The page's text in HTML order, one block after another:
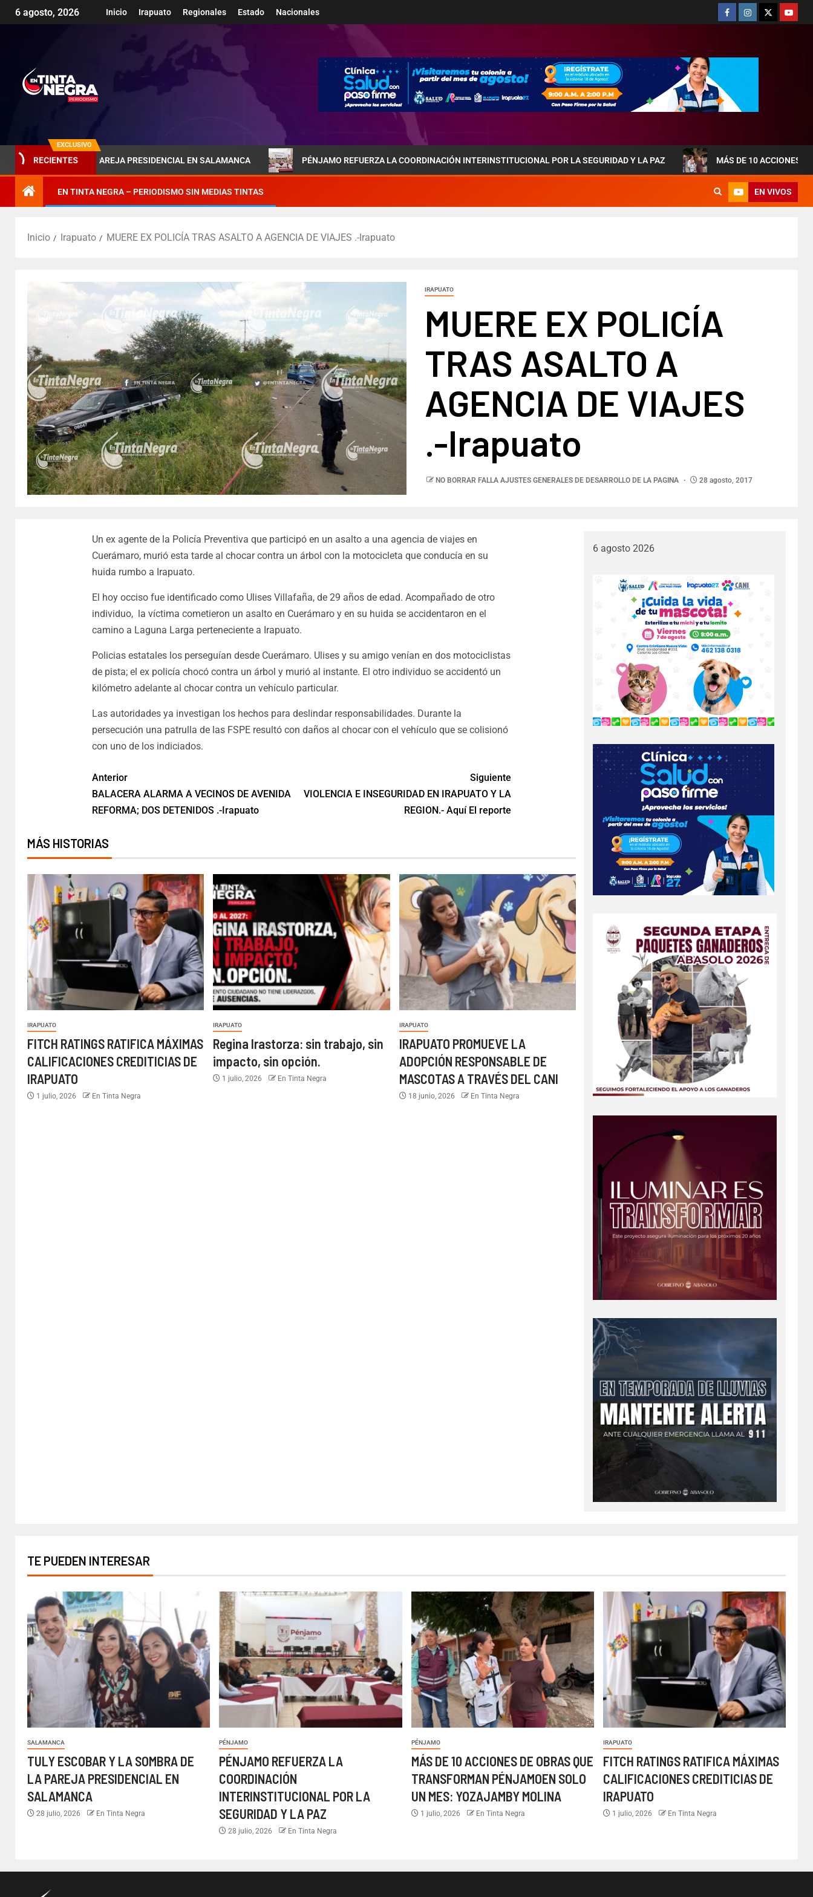
6 agosto, 2026 Inicio Irapuato Regionales Estado Nacionales
EXCLUSIVO
RECIENTES
DE LA PAREJA PRESIDENCIAL EN SALAMANCA PÉNJAMO REFUERZA LA COORDINACIÓN INTERINSTITUCIONAL POR LA SEGURIDAD Y LA PAZ MÁS DE 10 ACCIONES DE OBRAS
EN TINTA NEGRA – PERIODISMO SIN MEDIAS TINTAS EN VIVOS
Inicio Irapuato MUERE EX POLICÍA TRAS ASALTO A AGENCIA DE VIAJES .-Irapuato
IRAPUATO
MUERE EX POLICÍA
TRAS ASALTO A
AGENCIA DE VIAJES
.-Irapuato
NO BORRAR FALLA AJUSTES GENERALES DE DESARROLLO DE LA PAGINA 28 agosto, 2017
Un ex agente de la Policía Preventiva que participó en un asalto a una agencia de viajes en
Cuerámaro, murió esta tarde al chocar contra un árbol con la motocicleta que conducía en su
huida rumbo a Irapuato.
El hoy occiso fue identificado como Ulises Villafaña, de 29 años de edad. Acompañado de otro
individuo, la víctima cometieron un asalto en Cuerámaro y en su huida se accidentaron en el
camino a Laguna Larga perteneciente a Irapuato.
Policias estatales los perseguían desde Cuerámaro. Ulises y su amigo venían en dos motociclistas
de pista; el ex policía chocó contra un árbol y murió al instante. El otro individuo se accidentó un
kilómetro adelante al chocar contra un vehículo particular.
Las autoridades ya investigan los hechos para deslindar responsabilidades. Durante la
persecución una patrulla de las FSPE resultó con daños al chocar con el vehículo que se colisionó
con uno de los indiciados.
Anterior
BALACERA ALARMA A VECINOS DE AVENIDA
REFORMA; DOS DETENIDOS .-Irapuato
Siguiente
VIOLENCIA E INSEGURIDAD EN IRAPUATO Y LA
REGION.- Aquí El reporte
MÁS HISTORIAS
IRAPUATO
FITCH RATINGS RATIFICA MÁXIMAS
CALIFICACIONES CREDITICIAS DE
IRAPUATO
1 julio, 2026 En Tinta Negra
IRAPUATO
Regina Irastorza: sin trabajo, sin
impacto, sin opción.
1 julio, 2026 En Tinta Negra
IRAPUATO
IRAPUATO PROMUEVE LA
ADOPCIÓN RESPONSABLE DE
MASCOTAS A TRAVÉS DEL CANI
18 junio, 2026 En Tinta Negra
6 agosto 2026
TE PUEDEN INTERESAR
SALAMANCA
TULY ESCOBAR Y LA SOMBRA DE
LA PAREJA PRESIDENCIAL EN
SALAMANCA
28 julio, 2026 En Tinta Negra
PÉNJAMO
PÉNJAMO REFUERZA LA
COORDINACIÓN
INTERINSTITUCIONAL POR LA
SEGURIDAD Y LA PAZ
28 julio, 2026 En Tinta Negra
PÉNJAMO
MÁS DE 10 ACCIONES DE OBRAS QUE
TRANSFORMAN PÉNJAMOEN SOLO
UN MES: YOZAJAMBY MOLINA
1 julio, 2026 En Tinta Negra
IRAPUATO
FITCH RATINGS RATIFICA MÁXIMAS
CALIFICACIONES CREDITICIAS DE
IRAPUATO
1 julio, 2026 En Tinta Negra